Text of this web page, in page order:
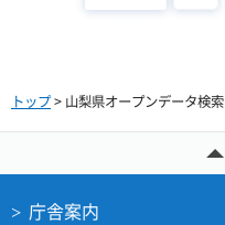
トップ> 山梨県オープンデータ検索
庁舎案内